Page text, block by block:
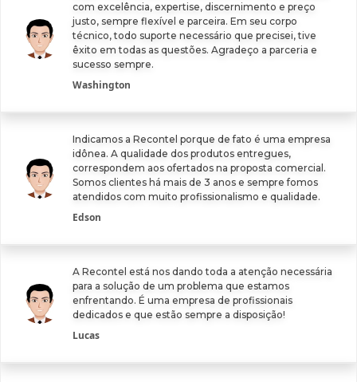
com excelência, expertise, discernimento e preço
justo, sempre flexível e parceira. Em seu corpo
técnico, todo suporte necessário que precisei, tive
êxito em todas as questões. Agradeço a parceria e
sucesso sempre.
Washington
Indicamos a Recontel porque de fato é uma empresa
idônea. A qualidade dos produtos entregues,
correspondem aos ofertados na proposta comercial.
Somos clientes há mais de 3 anos e sempre fomos
atendidos com muito profissionalismo e qualidade.
Edson
A Recontel está nos dando toda a atenção necessária
para a solução de um problema que estamos
enfrentando. É uma empresa de profissionais
dedicados e que estão sempre a disposição!
Lucas